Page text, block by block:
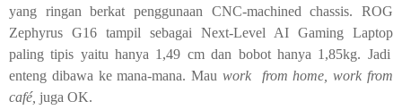
yang ringan berkat penggunaan CNC-machined chassis. ROG
Zephyrus G16 tampil sebagai Next-Level AI Gaming Laptop
paling tipis yaitu hanya 1,49 cm dan bobot hanya 1,85kg. Jadi
enteng dibawa ke mana-mana. Mau work from home, work from
café, juga OK.